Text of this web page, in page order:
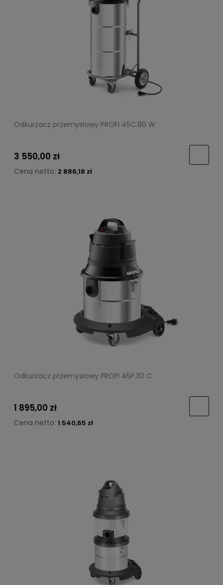
Odkurzacz przemysłowy PROFI 45C.80 W
3 550,00 zł
Cena netto: 2 886,18 zł
Odkurzacz przemysłowy PROFI 45P.30 C
1 895,00 zł
Cena netto: 1 540,65 zł